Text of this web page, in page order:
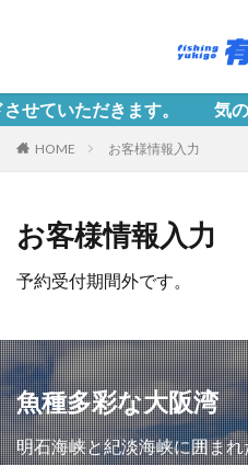
だきます。 気の合う
HOME お客様情報入力
お客様情報入力
予約受付期間外です。
魚種多彩な大阪湾
明石海峡と紀淡海峡に囲ま